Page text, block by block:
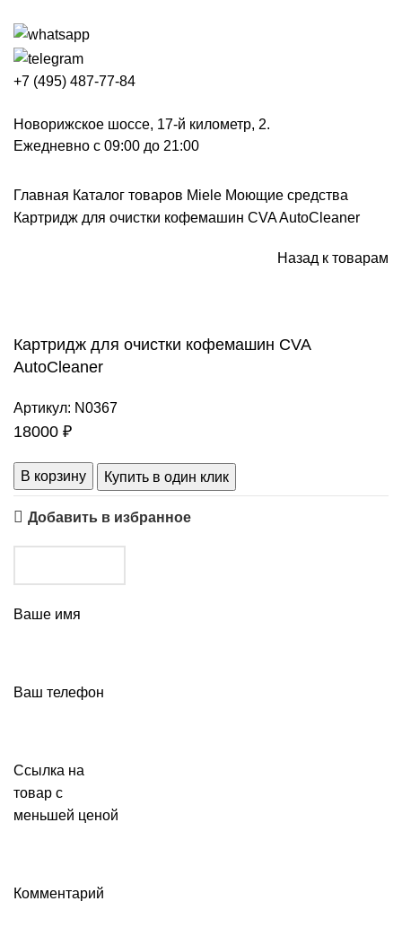
+7 (495) 487-77-84
Новорижское шоссе, 17-й километр, 2.
Ежедневно с 09:00 до 21:00
Главная Каталог товаров Miele Моющие средства
Картридж для очистки кофемашин CVA AutoCleaner
Назад к товарам
Картридж для очистки кофемашин CVA
AutoCleaner
Артикул: N0367
18000 ₽
В корзину Купить в один клик
Добавить в избранное
Ваше имя
Ваш телефон
Ссылка на
товар с
меньшей ценой
Комментарий